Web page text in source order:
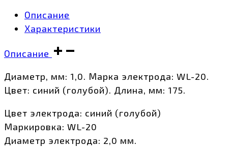
Описание
Характеристики
Описание
Диаметр, мм: 1,0. Марка электрода: WL-20.
Цвет: синий (голубой). Длина, мм: 175.
Цвет электрода: синий (голубой)
Маркировка: WL-20
Диаметр электрода: 2,0 мм.